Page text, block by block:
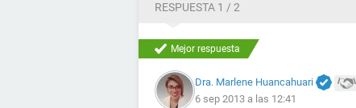
RESPUESTA 1 / 2
Mejor respuesta
Dra. Marlene Huancahuari
6 sep 2013 a las 12:41